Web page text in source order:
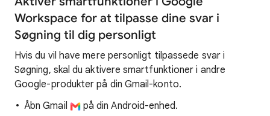
Workspace for at tilpasse dine svar i
Søgning til dig personligt
Hvis du vil have mere personligt tilpassede svar i
Søgning, skal du aktivere smartfunktioner i andre
Google-produkter på din Gmail-konto.
Åbn Gmail
på din Android-enhed.